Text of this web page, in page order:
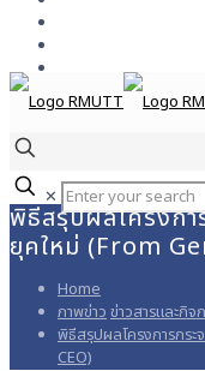
✕
พิธีสรุปผลโครงกา
ยุคใหม่ (From
Home
ภาพข่าว ข่าวสารและกิจ
พิธีสรุปผลโครงการกร
CEO)